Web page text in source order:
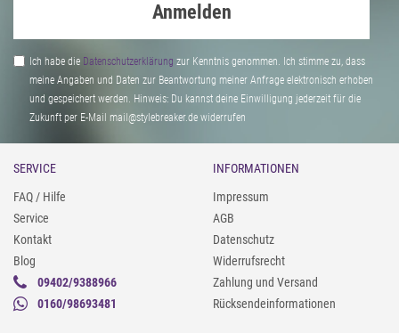
Anmelden
Ich habe die Daten­schutz­erklärung zur Kenntnis genommen. Ich stimme zu, dass
meine Angaben und Daten zur Beantwortung meiner Anfrage elektronisch erhoben
und gespeichert werden. Hinweis: Du kannst deine Einwilligung jederzeit für die
Zukunft per E-Mail mail@stylebreaker.de widerrufen
SERVICE
FAQ / Hilfe
Service
Kontakt
Blog
09402/9388966
0160/98693481
INFORMATIONEN
Impressum
AGB
Datenschutz
Widerrufsrecht
Zahlung und Versand
Rücksendeinformationen